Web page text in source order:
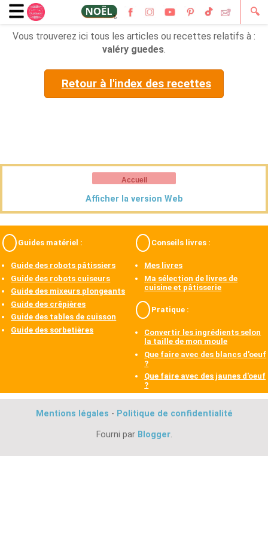
🔍
Vous trouverez ici tous les articles ou recettes relatifs à :
valéry guedes
Retour à l'index des recettes
Accueil
Afficher la version Web
Guides matériel :
Guide des robots pâtissiers
Guide des robots cuiseurs
Guide des mixeurs plongeants
Guide des crêpières
Guide des tables de cuisson
Guide des sorbetières
Conseils livres :
Mes livres
Ma sélection de livres de
cuisine et pâtisserie
Pratique :
Convertir les ingrédients selon
la taille de mon moule
Que faire avec des blancs d'oeuf
?
Que faire avec des jaunes d'oeuf
?
Mentions légales - Politique de confidentialité
Fourni par Blogger.